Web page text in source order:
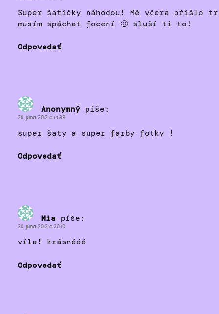
Super šatičky náhodou! Mě včera přišlo
musím spáchat focení 🙂 sluší ti to!
Odpovedať
Anonymný píše:
29. júna 2012 o 14:38
super šaty a super farby fotky !
Odpovedať
Mia píše:
30. júna 2012 o 20:10
víla! krásnééé
Odpovedať